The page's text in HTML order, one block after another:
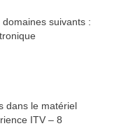
suivants :
dans le matériel
ITV – 8